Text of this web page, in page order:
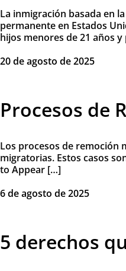
La inmigración basada en
permanente en Estados
hijos menores de 21 años
20 de agosto de 2025
Procesos de
Los procesos de remoción
migratorias. Estos casos
to Appear […]
6 de agosto de 2025
5 derechos